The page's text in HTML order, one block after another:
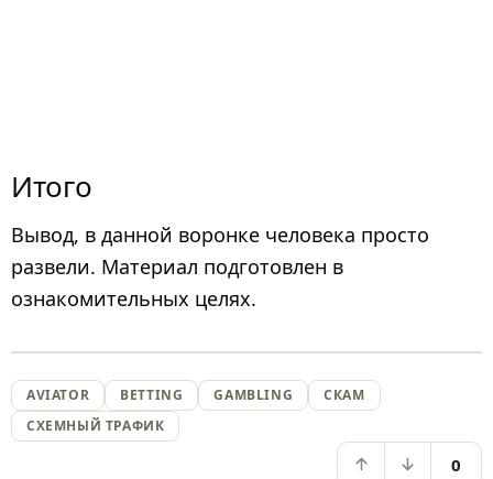
Итого
Вывод, в данной воронке человека просто
развели. Материал подготовлен в
ознакомительных целях.
AVIATOR BETTING GAMBLING
СКАМ
СХЕМНЫЙ ТРАФИК
0